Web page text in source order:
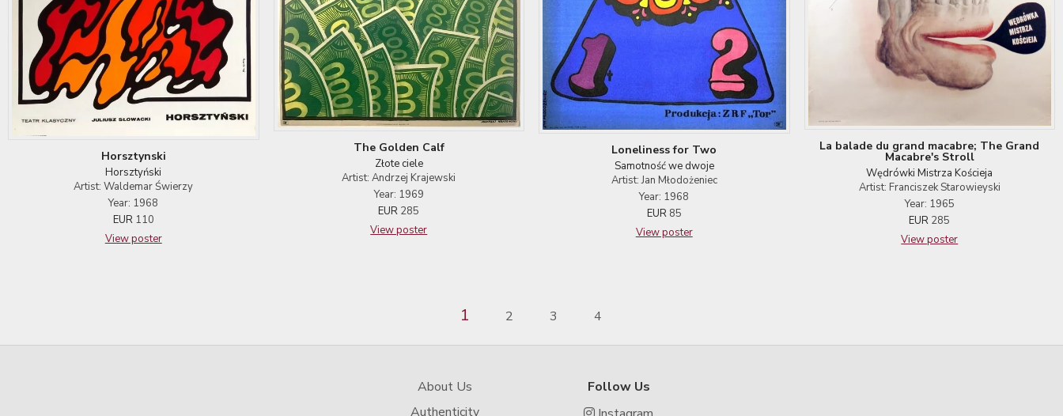
Horsztynski
Horsztyński
Artist: Waldemar Świerzy
Year: 1968
EUR 110
View poster
The Golden Calf
Złote ciele
Artist: Andrzej Krajewski
Year: 1969
EUR 285
View poster
Loneliness for Two
Samotność we dwoje
Artist: Jan Młodożeniec
Year: 1968
EUR 85
View poster
La balade du grand macabre; The Grand
Macabre's Stroll
Wędrówki Mistrza Kościeja
Artist: Franciszek Starowieyski
Year: 1965
EUR 285
View poster
1 2 3 4
About Us
Authenticity
Follow Us